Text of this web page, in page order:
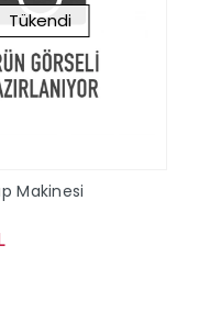
Tükendi
Makinesi